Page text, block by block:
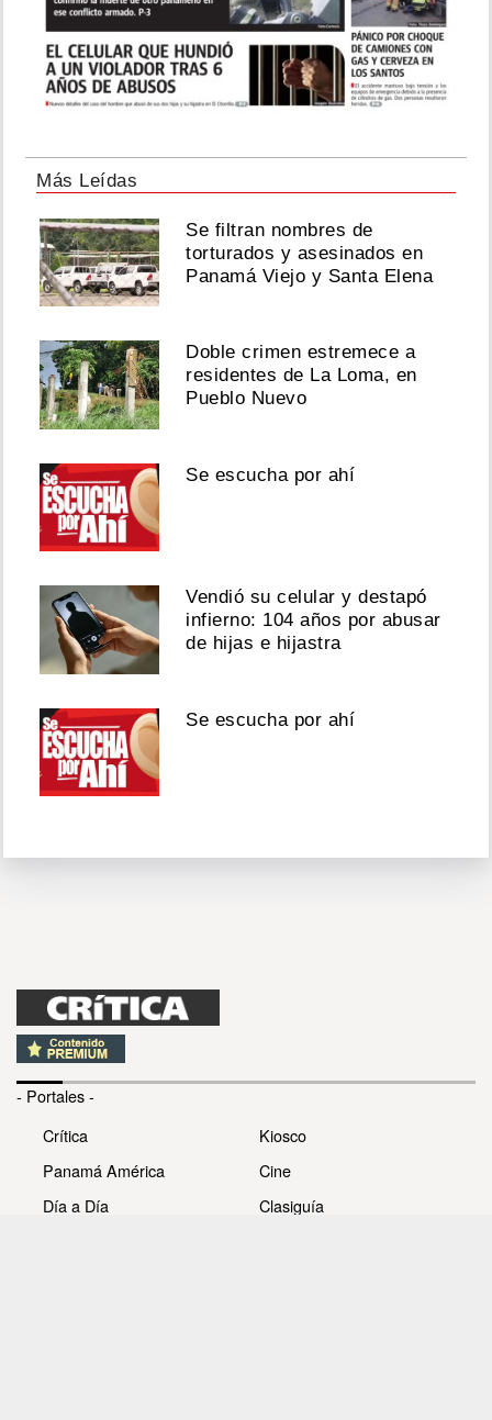
Más Leídas
Se filtran nombres de
torturados y asesinados en
Panamá Viejo y Santa Elena
Doble crimen estremece a
residentes de La Loma, en
Pueblo Nuevo
Se escucha por ahí
Vendió su celular y destapó
infierno: 104 años por abusar
de hijas e hijastra
Se escucha por ahí
- Portales -
Crítica
Panamá América
Día a Día
Kiosco
Cine
Clasiguía